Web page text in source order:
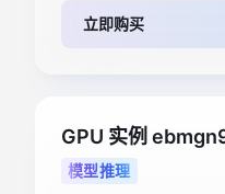
立即购买
GPU 实例
模型推理